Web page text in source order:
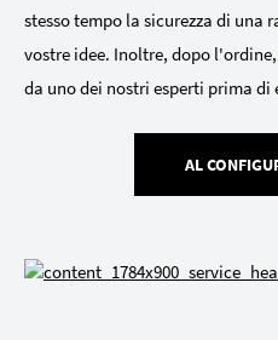
stesso tempo la sicurezza di una
vostre idee. Inoltre, dopo
da uno dei nostri esperti prima di
AL